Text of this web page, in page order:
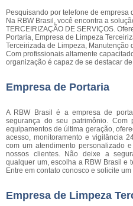
Pesquisando por telefone de
Na RBW Brasil, você encontra a
TERCEIRIZAÇÃO DE SERVIÇOS.
Portaria, Empresa de Limpeza
Terceirizada de Limpeza, Manutenção
Com profissionais altamente
organização é capaz de se destacar
Empresa de Portaria
A RBW Brasil é a empresa de
segurança do seu patrimônio. Com
equipamentos de última geração,
acesso, monitoramento e vigilância
com um atendimento personalizado
nossos clientes. Não deixe a
qualquer um, escolha a RBW Brasil e
Entre em contato conosco e solicite
Empresa de Limpeza